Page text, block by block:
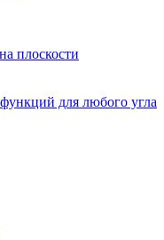
плоскости
для любого угла